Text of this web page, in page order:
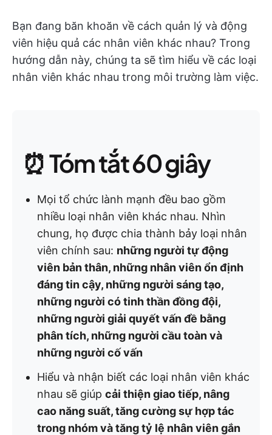
Bạn đang băn khoăn về cách quản lý và động
viên hiệu quả các nhân viên khác nhau? Trong
hướng dẫn này, chúng ta sẽ tìm hiểu về các loại
nhân viên khác nhau trong môi trường làm việc.
⏰ Tóm tắt 60 giây
Mọi tổ chức lành mạnh đều bao gồm
nhiều loại nhân viên khác nhau. Nhìn
chung, họ được chia thành bảy loại nhân
viên chính sau: những người tự động
viên bản thân, những nhân viên ổn định
đáng tin cậy, những người sáng tạo,
những người có tinh thần đồng đội,
những người giải quyết vấn đề bằng
phân tích, những người cầu toàn và
những người cố vấn
Hiểu và nhận biết các loại nhân viên khác
nhau sẽ giúp cải thiện giao tiếp, nâng
cao năng suất, tăng cường sự hợp tác
trong nhóm và tăng tỷ lệ nhân viên gắn